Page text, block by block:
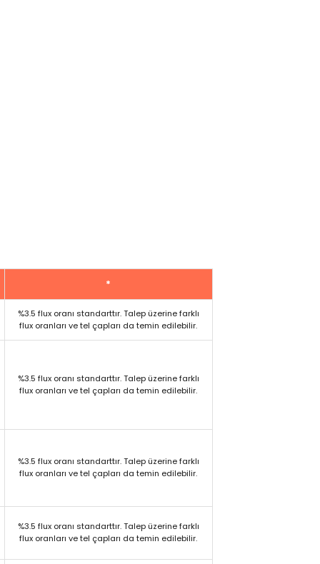
*
%3.5 flux oranı standarttır. Talep üzerine farklı
flux oranları ve tel çapları da temin edilebilir.
%3.5 flux oranı standarttır. Talep üzerine farklı
flux oranları ve tel çapları da temin edilebilir.
%3.5 flux oranı standarttır. Talep üzerine farklı
flux oranları ve tel çapları da temin edilebilir.
%3.5 flux oranı standarttır. Talep üzerine farklı
flux oranları ve tel çapları da temin edilebilir.